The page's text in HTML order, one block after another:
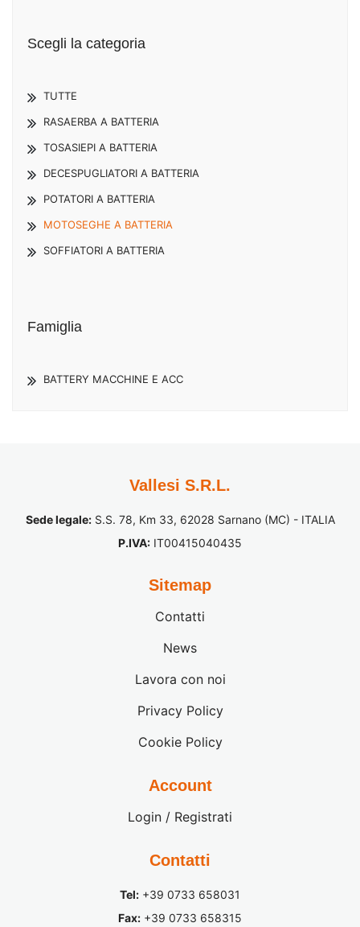
Scegli la categoria
TUTTE
RASAERBA A BATTERIA
TOSASIEPI A BATTERIA
DECESPUGLIATORI A BATTERIA
POTATORI A BATTERIA
MOTOSEGHE A BATTERIA
SOFFIATORI A BATTERIA
Famiglia
BATTERY MACCHINE E ACC
Vallesi S.R.L.
Sede legale:S.S. 78, Km 33, 62028 Sarnano (MC) - ITALIA
P.IVA: IT00415040435
Sitemap
Contatti
News
Lavora con noi
Privacy Policy
Cookie Policy
Account
Login / Registrati
Contatti
Tel: +39 0733 658031
Fax: +39 0733 658315